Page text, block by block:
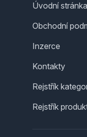
Úvodní stránka
Obchodní
Inzerce
Kontakty
Rejstřík
Rejstřík